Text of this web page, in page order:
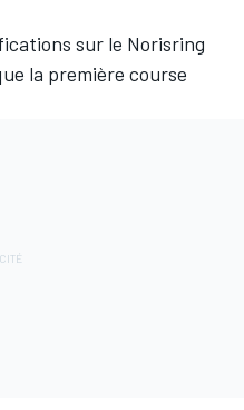
sur le Norisring
la première course